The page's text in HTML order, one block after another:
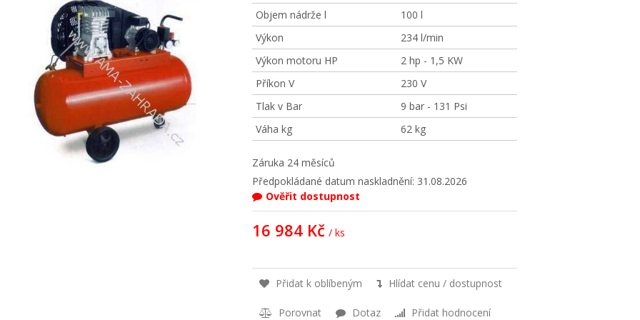
Objem nádrže l
100 l
Výkon
234 l/min
Výkon motoru HP
2 hp - 1,5 KW
Příkon V
230 V
Tlak v Bar
9 bar - 131 Psi
Váha kg
62 kg
Záruka 24 měsíců
Předpokládané datum naskladnění: 31.08.2026
Ověřit dostupnost
16 984 Kč / ks
Přidat k oblíbeným Hlídat cenu / dostupnost
Porovnat Dotaz Přidat hodnocení